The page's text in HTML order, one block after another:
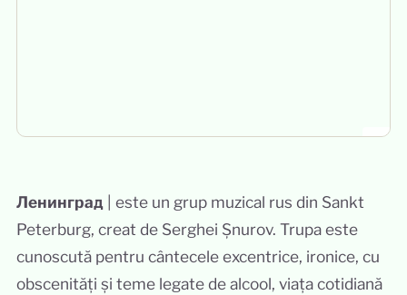
Ленинград| este un grup muzical rus din Sankt
Peterburg, creat de Serghei Șnurov. Trupa este
cunoscută pentru cântecele excentrice, ironice, cu
obscenități și teme legate de alcool, viața cotidiană